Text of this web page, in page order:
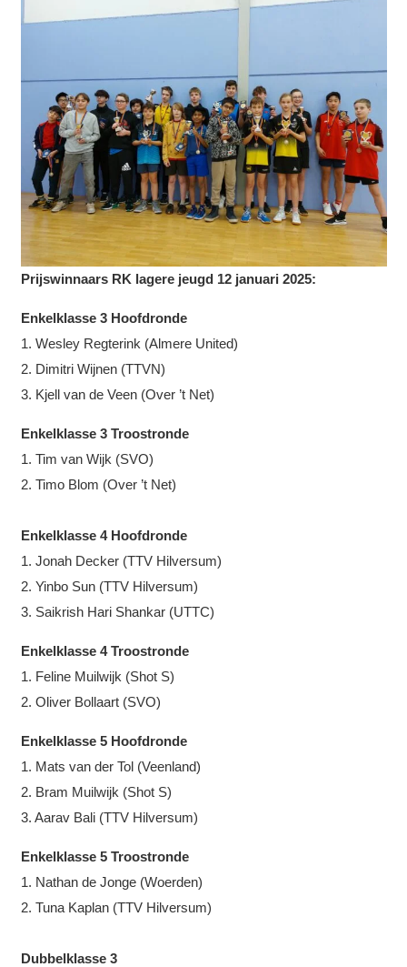
Prijswinnaars RK lagere jeugd 12 januari 2025:
Enkelklasse 3 Hoofdronde
1. Wesley Regterink (Almere United)
2. Dimitri Wijnen (TTVN)
3. Kjell van de Veen (Over ’t Net)
Enkelklasse 3 Troostronde
1. Tim van Wijk (SVO)
2. Timo Blom (Over ’t Net)
Enkelklasse 4 Hoofdronde
1. Jonah Decker (TTV Hilversum)
2. Yinbo Sun (TTV Hilversum)
3. Saikrish Hari Shankar (UTTC)
Enkelklasse 4 Troostronde
1. Feline Muilwijk (Shot S)
2. Oliver Bollaart (SVO)
Enkelklasse 5 Hoofdronde
1. Mats van der Tol (Veenland)
2. Bram Muilwijk (Shot S)
3. Aarav Bali (TTV Hilversum)
Enkelklasse 5 Troostronde
1. Nathan de Jonge (Woerden)
2. Tuna Kaplan (TTV Hilversum)
Dubbelklasse 3